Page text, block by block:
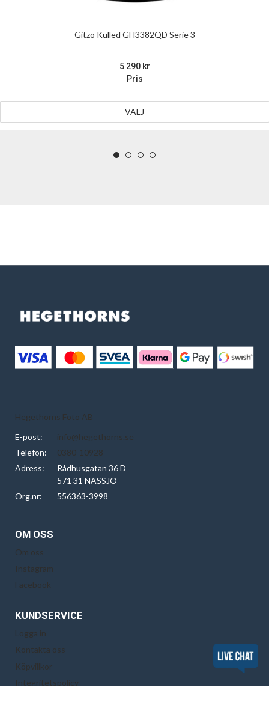
Gitzo Kulled GH3382QD Serie 3
Pris
5 290
VÄLJ
Hegethorns Foto AB
E-post:
info@hegethorns.se
Telefon:
0380-10928
Adress:
Rådhusgatan 36 D
571 31 NÄSSJÖ
Org.nr:
556363-3998
OM OSS
Om oss
Instagram
Facebook
KUNDSERVICE
Logga in
Kontakta oss
Köpvillkor
Integritetspolicy